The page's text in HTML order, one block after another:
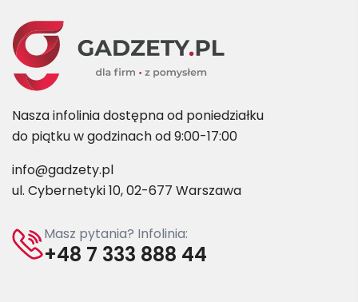
Nasza infolinia dostępna od poniedziałku
do piątku w godzinach od 9:00-17:00
info@gadzety.pl
ul. Cybernetyki 10, 02-677 Warszawa
Masz pytania? Infolinia:
+48 7 333 888 44